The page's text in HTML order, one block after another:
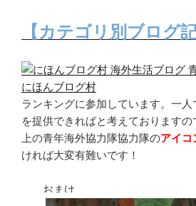
【カテゴリ別ブログ
にほんブログ村
ランキングに参加しています。一
を提供できればと考えておりますの
上の青年海外協力隊協力隊のアイコ
ければ大変有難いです！
おまけ